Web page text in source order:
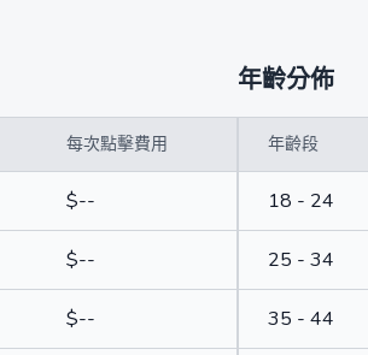
每次點擊費用
$--
$--
$--
年齡分佈
年齡段
18 - 24
25 - 34
35 - 44